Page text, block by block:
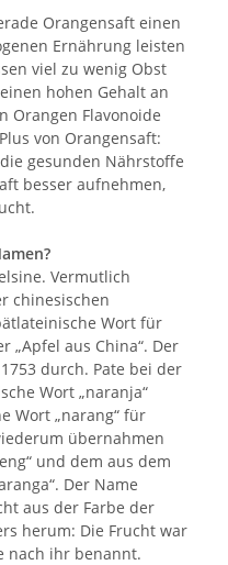
Orangensaft einen
Ernährung leisten
viel zu wenig Obst
hohen Gehalt an
Orangen Flavonoide
von Orangensaft:
gesunden Nährstoffe
besser aufnehmen,
Vermutlich
chinesischen
Wort für
„Apfel aus China“. Der
durch. Pate bei der
Wort „naranja“
Wort „narang“ für
übernahmen
und dem aus dem
Der Name
aus der Farbe der
herum: Die Frucht war
nach ihr benannt.